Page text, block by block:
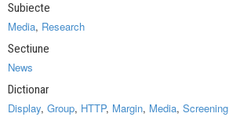
Subiecte
Media, Research
Sectiune
News
Dictionar
Display, Group, HTTP, Margin, Media, Screening